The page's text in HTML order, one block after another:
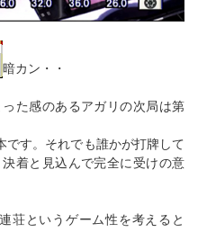
暗カン・・
た感のあるアガリの次局は第
です。それでも誰かが打牌して
着と見込んで完全に受けの意
荘というゲーム性を考えると